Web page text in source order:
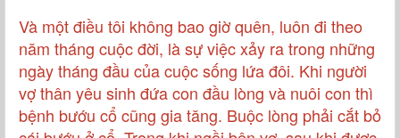
Và một điều tôi không bao giờ quên, luôn đi theo
năm tháng cuộc đời, là sự việc xảy ra trong những
ngày tháng đầu của cuộc sống lứa đôi. Khi người
vợ thân yêu sinh đứa con đầu lòng và nuôi con thì
bệnh bướu cổ cũng gia tăng. Buộc lòng phải cắt bỏ